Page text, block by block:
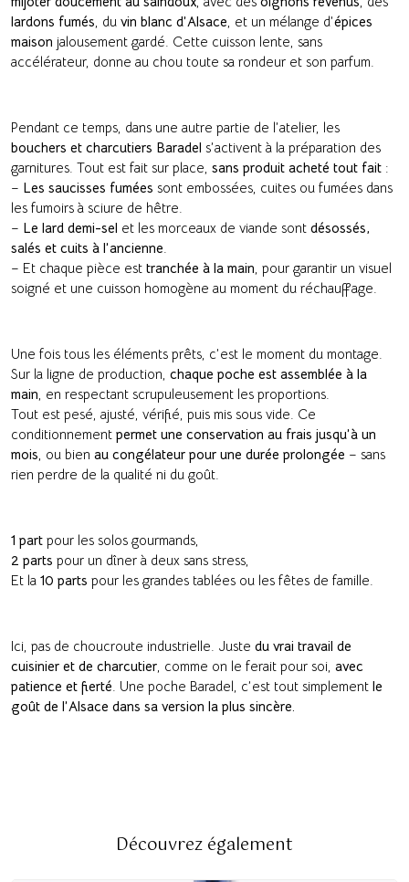
lardons fumés, du vin blanc d’Alsace, et un mélange d’épices
maison jalousement gardé. Cette cuisson lente, sans
accélérateur, donne au chou toute sa rondeur et son parfum.
Pendant ce temps, dans une autre partie de l’atelier, les
bouchers et charcutiers Baradel s’activent à la préparation des
garnitures. Tout est fait sur place, sans produit acheté tout fait :
– Les saucisses fumées sont embossées, cuites ou fumées dans
les fumoirs à sciure de hêtre.
– Le lard demi-sel et les morceaux de viande sont désossés,
salés et cuits à l’ancienne.
– Et chaque pièce est tranchée à la main, pour garantir un visuel
soigné et une cuisson homogène au moment du réchauffage.
Une fois tous les éléments prêts, c’est le moment du montage.
Sur la ligne de production, chaque poche est assemblée à la
main, en respectant scrupuleusement les proportions.
Tout est pesé, ajusté, vérifié, puis mis sous vide. Ce
conditionnement permet une conservation au frais jusqu’à un
mois, ou bien au congélateur pour une durée prolongée – sans
rien perdre de la qualité ni du goût.
1 part pour les solos gourmands,
2 parts pour un dîner à deux sans stress,
Et la 10 parts pour les grandes tablées ou les fêtes de famille.
Ici, pas de choucroute industrielle. Juste du vrai travail de
cuisinier et de charcutier, comme on le ferait pour soi, avec
patience et fierté. Une poche Baradel, c’est tout simplement le
goût de l’Alsace dans sa version la plus sincère.
Découvrez également